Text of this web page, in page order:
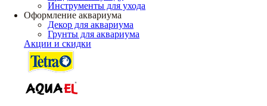
Инструменты для ухода
Оформление аквариума
Декор для аквариума
Грунты для аквариума
Акции и скидки